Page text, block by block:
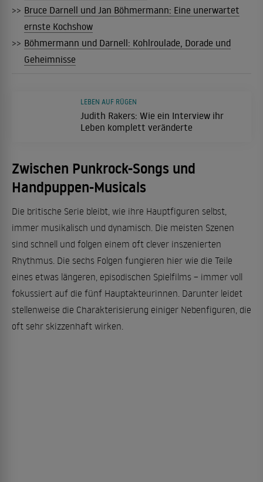
>> Bruce Darnell und Jan Böhmermann: Eine unerwartet
ernste Kochshow
>> Böhmermann und Darnell: Kohlroulade, Dorade und
Geheimnisse
Judith Rakers: Wie ein Interview ihr
Leben komplett veränderte
LEBEN AUF RÜGEN
Zwischen Punkrock-Songs und
Handpuppen-Musicals
Die britische Serie bleibt, wie ihre Hauptfiguren selbst,
immer musikalisch und dynamisch. Die meisten Szenen
sind schnell und folgen einem oft clever inszenierten
Rhythmus. Die sechs Folgen fungieren hier wie die Teile
eines etwas längeren, episodischen Spielfilms – immer voll
fokussiert auf die fünf Hauptakteurinnen. Darunter leidet
stellenweise die Charakterisierung einiger Nebenfiguren, die
oft sehr skizzenhaft wirken.